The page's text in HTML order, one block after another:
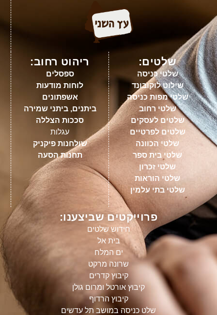
שלטים:
שלטי כניסה
שילוט לוקובונד
שלטי מפות כניסה
שלטי רחוב
שלטים לעסקים
שלטים לפרטיים
שלטי הכוונה
שלטי בית ספר
שלטי זכרון
שלטי הוראות
שלטי בתי עלמין
ריהוט רחוב:
ספסלים
לוחות מודעות
אשפתונים
ביתנים, ביתני שמירה
סככות הצללה
עגלות
שולחנות פיקניק
תחנות הסעה
פרוייקטים שביצענו:
חידוש שלטים
בית אל
ים המלח
שרונה מרקט
קיבוץ קדרים
קיבוץ אורטל ומרום גולן
קיבוץ הרדוף
שלט כניסה במושב תל עדשים